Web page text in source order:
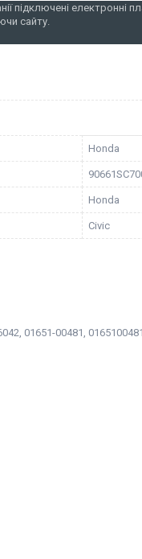
підключені електронні
сайту.
Honda
Honda
Civic
01651-00481,